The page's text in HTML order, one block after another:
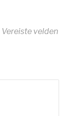
Vereiste velden